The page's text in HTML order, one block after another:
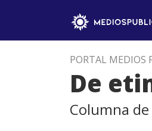
PORTAL MEDIOS
De
Columna